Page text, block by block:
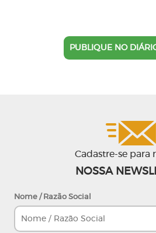
PUBLIQUE NO
Cadastre-se para
NOSSA
Nome / Razão Social